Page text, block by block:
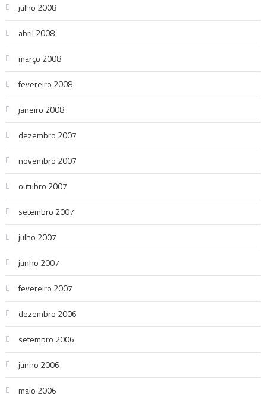
julho 2008
abril 2008
março 2008
fevereiro 2008
janeiro 2008
dezembro 2007
novembro 2007
outubro 2007
setembro 2007
julho 2007
junho 2007
fevereiro 2007
dezembro 2006
setembro 2006
junho 2006
maio 2006